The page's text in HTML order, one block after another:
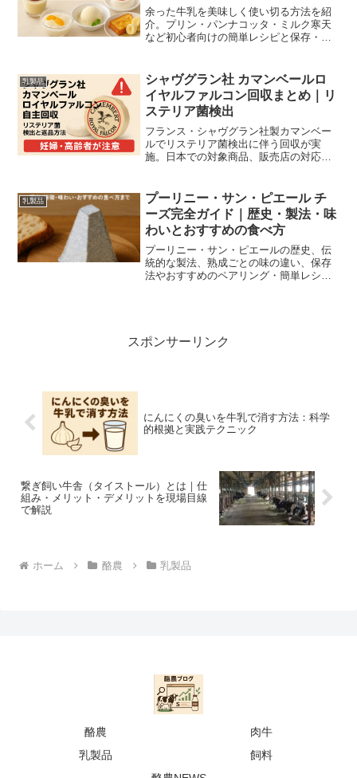
余った牛乳を美味しく使い切る方法を紹
介。プリン・パンナコッタ・ミルク寒天
など初心者向けの簡単レシピと保存・冷
乳製品
シャヴグラン社 カマンベールロ
イヤルファルコン回収まとめ｜リ
ステリア菌検出
フランス・シャヴグラン社製カマンベー
ルでリステリア菌検出に伴う回収が実
施。日本での対象商品、販売店の対応、
乳製品
プーリニー・サン・ピエール チ
ーズ完全ガイド｜歴史・製法・味
わいとおすすめの食べ方
プーリニー・サン・ピエールの歴史、伝
統的な製法、熟成ごとの味の違い、保存
法やおすすめのペアリング・簡単レシピ
スポンサーリンク
にんにくの臭いを牛乳で消す方法：科学
的根拠と実践テクニック
繋ぎ飼い牛舎（タイストール）とは｜仕
組み・メリット・デメリットを現場目線
で解説
ホーム 酪農 乳製品
酪農
肉牛
乳製品
飼料